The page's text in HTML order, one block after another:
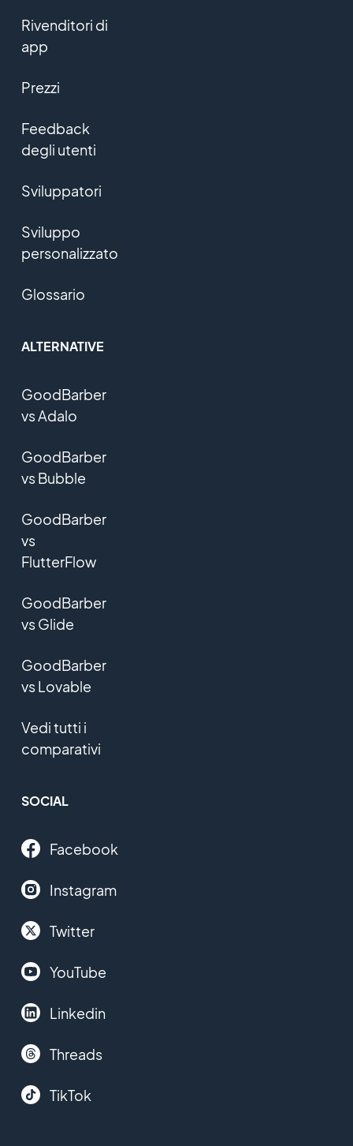
Rivenditori di
app
Prezzi
Feedback
degli utenti
Sviluppatori
Sviluppo
personalizzato
Glossario
ALTERNATIVE
GoodBarber
vs Adalo
GoodBarber
vs Bubble
GoodBarber
vs
FlutterFlow
GoodBarber
vs Glide
GoodBarber
vs Lovable
Vedi tutti i
comparativi
SOCIAL
Facebook
Instagram
Twitter
YouTube
Linkedin
Threads
TikTok